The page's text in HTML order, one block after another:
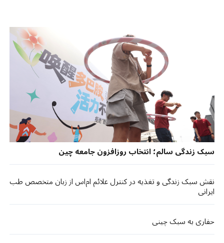
سبک زندگی سالم؛ انتخاب روزافزون جامعه چین
نقش سبک زندگی و تغذیه در کنترل علائم ام‌اس از زبان متخصص طب
ایرانی
حفاری به سبک چینی